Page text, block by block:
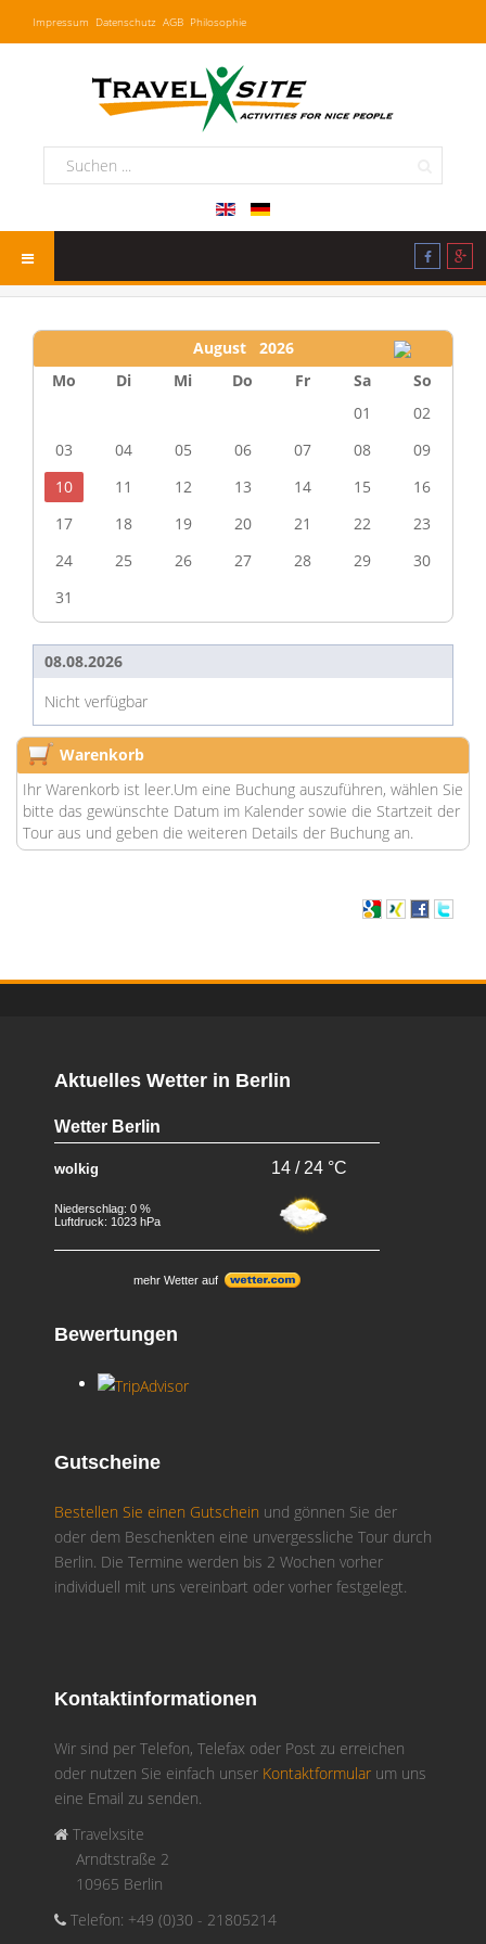
Impressum Datenschutz AGB Philosophie
August 2026
Mo
Di Mi Do Fr Sa
So
01
02
03
04 05 06 07 08
09
10
11 12 13 14 15
16
17
18 19 20 21 22
23
24
25 26 27 28 29
30
31
08.08.2026
Nicht verfügbar
Warenkorb
Ihr Warenkorb ist leer.Um eine Buchung auszuführen, wählen Sie
bitte das gewünschte Datum im Kalender sowie die Startzeit der
Tour aus und geben die weiteren Details der Buchung an.
Aktuelles Wetter in Berlin
Wetter Berlin
wolkig 14 / 24 °C
Niederschlag: 0 %
Luftdruck: 1023 hPa
mehr Wetter auf
Bewertungen
Gutscheine
Bestellen Sie einen Gutschein und gönnen Sie der
oder dem Beschenkten eine unvergessliche Tour durch
Berlin. Die Termine werden bis 2 Wochen vorher
individuell mit uns vereinbart oder vorher festgelegt.
Kontaktinformationen
Wir sind per Telefon, Telefax oder Post zu erreichen
oder nutzen Sie einfach unser Kontaktformular um uns
eine Email zu senden.
Travelxsite
Arndtstraße 2
10965 Berlin
Telefon: +49 (0)30 - 21805214